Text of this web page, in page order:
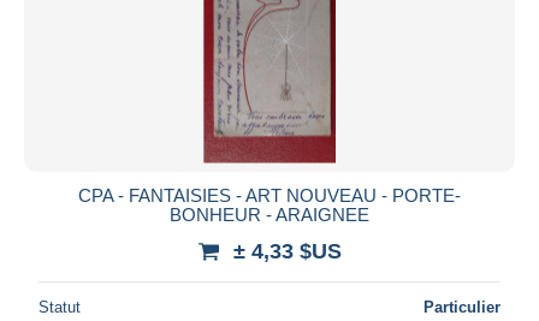
CPA - FANTAISIES - ART NOUVEAU - PORTE-
BONHEUR - ARAIGNEE
± 4,33 $US
Statut Particulier